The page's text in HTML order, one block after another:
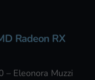
Radeon RX
– Eleonora Muzzi